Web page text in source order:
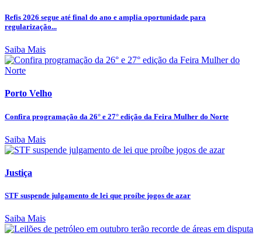
Refis 2026 segue até final do ano e amplia oportunidade para
regularização...
Saiba Mais
Porto Velho
Confira programação da 26° e 27° edição da Feira Mulher do Norte
Saiba Mais
Justiça
STF suspende julgamento de lei que proíbe jogos de azar
Saiba Mais